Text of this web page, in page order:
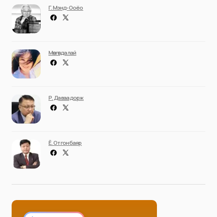
Г. Мэнд-Ооёо
Мөнгөндалай
Р. Даваадорж
Ё. Отгонбаяр